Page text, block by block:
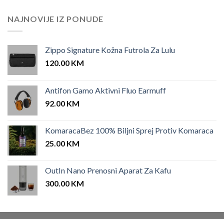
NAJNOVIJE IZ PONUDE
Zippo Signature Kožna Futrola Za Lulu
120.00 KM
Antifon Gamo Aktivni Fluo Earmuff
92.00 KM
KomaracaBez 100% Biljni Sprej Protiv Komaraca
25.00 KM
OutIn Nano Prenosni Aparat Za Kafu
300.00 KM